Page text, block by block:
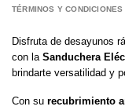
TÉRMINOS Y CONDICIONES
Disfruta de desayunos
con la Sanduchera
brindarte versatilidad y
Con su recubrimiento